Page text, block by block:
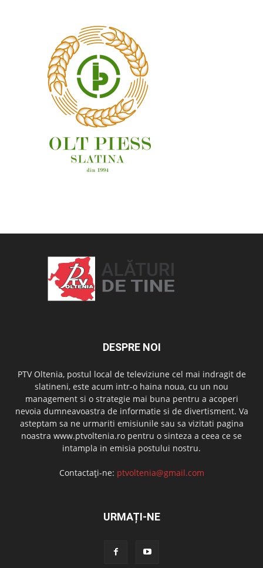
DESPRE NOI
PTV Oltenia, postul local de televiziune cel mai indragit de
slatineni, este acum intr-o haina noua, cu un nou
management si o strategie mai buna pentru a acoperi
nevoia dumneavoastra de informatie si de divertisment. Va
asteptam sa ne urmariti emisiunile sau sa vizitati pagina
noastra www.ptvoltenia.ro pentru o sinteza a ceea ce se
intampla in emisia postului nostru.
Contactați-ne: ptvoltenia@gmail.com
URMAȚI-NE